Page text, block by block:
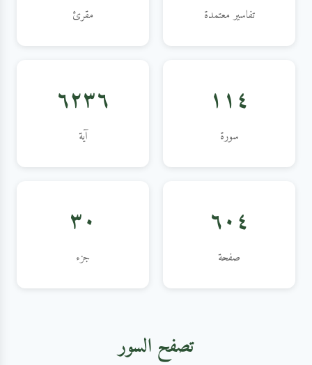
تفاسير معتمدة مقرئ
١١٤
سورة
٦٢٣٦
آية
٦٠٤
صفحة
٣٠
جزء
تصفح السور